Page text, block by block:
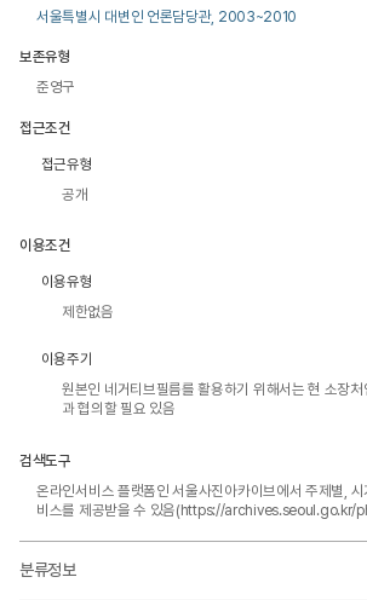
서울특별시 대변인 언론담당관, 2003~2010
보존유형
준영구
접근조건
접근유형
공개
이용조건
이용유형
제한없음
이용주기
원본인 네거티브필름를 활용하기 위해서는 현 소장
과 협의할 필요 있음
검색도구
온라인서비스 플랫폼인 서울사진아카이브에서 주제별,
비스를 제공받을 수 있음(https://archives.seoul.go.kr/
분류정보